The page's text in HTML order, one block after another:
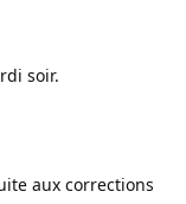
soir.
aux corrections